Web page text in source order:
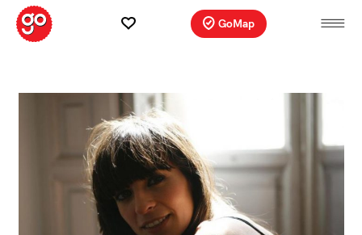
GoMap